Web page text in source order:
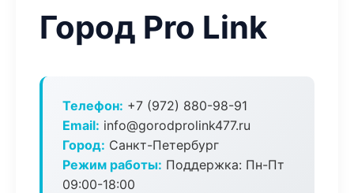
Город Pro Link
Телефон: +7 (972) 880-98-91
Email: info@gorodprolink477.ru
Город: Санкт-Петербург
Режим работы: Поддержка: Пн-Пт
09:00-18:00